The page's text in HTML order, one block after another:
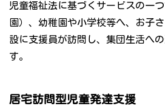
児童福祉法に基づくサービスの一
園）、幼稚園や小学校等へ、お子
設に支援員が訪問し、集団生活へ
す。
居宅訪問型児童発達支援